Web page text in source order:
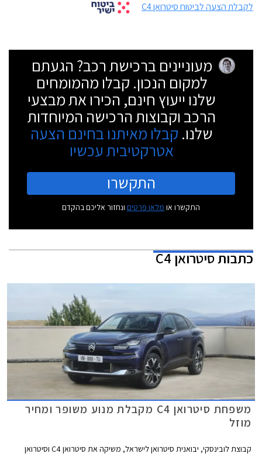
לקבלת הצעה לביטוח סיטרואן C4
מעוניינים ברכישת רכב? הגעתם
למקום הנכון. קבלו מהמומחים
שלנו ייעוץ חינם, הכירו את מבצעי
הרכב וקבוצות הרכישה המיוחדות
שלנו. קבלו מאיתנו בחינם הצעה
אטרקטיבית עכשיו
התקשרו
התקשרו או מלאו פרטים ונחזור אליכם בהקדם
כתבותסיטרואן C4
משפחת סיטרואן C4 מקבלת מנוע משופר ומחיר
מוזל
קבוצת לובינסקי, יבואנית סיטרואן לישראל, משיקה את סיטרואן C4 וסיטרואן